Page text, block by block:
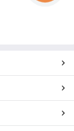
і пластиковому
конкурсів;
до
якого